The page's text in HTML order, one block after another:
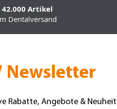
42.000 Artikel
Dentalversand
Newsletter
Rabatte, Angebote &